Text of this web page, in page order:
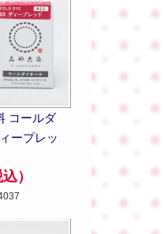
コールダ
ープレッ
）